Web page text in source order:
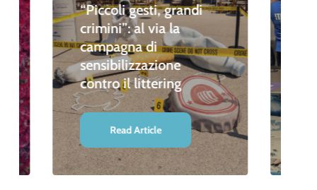
“Piccoli gesti, grandi
crimini”: al via la
campagna di
sensibilizzazione
contro il littering
Read Article